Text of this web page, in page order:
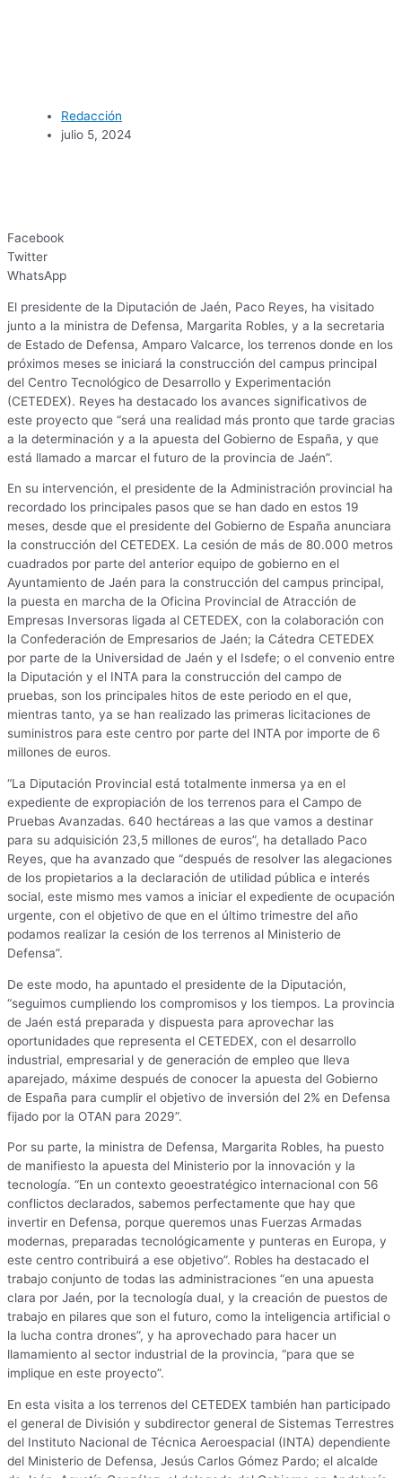
Redacción
julio 5, 2024
Facebook
Twitter
WhatsApp
El presidente de la Diputación de Jaén, Paco Reyes, ha visitado
junto a la ministra de Defensa, Margarita Robles, y a la secretaria
de Estado de Defensa, Amparo Valcarce, los terrenos donde en los
próximos meses se iniciará la construcción del campus principal
del Centro Tecnológico de Desarrollo y Experimentación
(CETEDEX). Reyes ha destacado los avances significativos de
este proyecto que “será una realidad más pronto que tarde gracias
a la determinación y a la apuesta del Gobierno de España, y que
está llamado a marcar el futuro de la provincia de Jaén”.
En su intervención, el presidente de la Administración provincial ha
recordado los principales pasos que se han dado en estos 19
meses, desde que el presidente del Gobierno de España anunciara
la construcción del CETEDEX. La cesión de más de 80.000 metros
cuadrados por parte del anterior equipo de gobierno en el
Ayuntamiento de Jaén para la construcción del campus principal,
la puesta en marcha de la Oficina Provincial de Atracción de
Empresas Inversoras ligada al CETEDEX, con la colaboración con
la Confederación de Empresarios de Jaén; la Cátedra CETEDEX
por parte de la Universidad de Jaén y el Isdefe; o el convenio entre
la Diputación y el INTA para la construcción del campo de
pruebas, son los principales hitos de este periodo en el que,
mientras tanto, ya se han realizado las primeras licitaciones de
suministros para este centro por parte del INTA por importe de 6
millones de euros.
“La Diputación Provincial está totalmente inmersa ya en el
expediente de expropiación de los terrenos para el Campo de
Pruebas Avanzadas. 640 hectáreas a las que vamos a destinar
para su adquisición 23,5 millones de euros”, ha detallado Paco
Reyes, que ha avanzado que “después de resolver las alegaciones
de los propietarios a la declaración de utilidad pública e interés
social, este mismo mes vamos a iniciar el expediente de ocupación
urgente, con el objetivo de que en el último trimestre del año
podamos realizar la cesión de los terrenos al Ministerio de
Defensa”.
De este modo, ha apuntado el presidente de la Diputación,
“seguimos cumpliendo los compromisos y los tiempos. La provincia
de Jaén está preparada y dispuesta para aprovechar las
oportunidades que representa el CETEDEX, con el desarrollo
industrial, empresarial y de generación de empleo que lleva
aparejado, máxime después de conocer la apuesta del Gobierno
de España para cumplir el objetivo de inversión del 2% en Defensa
fijado por la OTAN para 2029”.
Por su parte, la ministra de Defensa, Margarita Robles, ha puesto
de manifiesto la apuesta del Ministerio por la innovación y la
tecnología. “En un contexto geoestratégico internacional con 56
conflictos declarados, sabemos perfectamente que hay que
invertir en Defensa, porque queremos unas Fuerzas Armadas
modernas, preparadas tecnológicamente y punteras en Europa, y
este centro contribuirá a ese objetivo”. Robles ha destacado el
trabajo conjunto de todas las administraciones “en una apuesta
clara por Jaén, por la tecnología dual, y la creación de puestos de
trabajo en pilares que son el futuro, como la inteligencia artificial o
la lucha contra drones”, y ha aprovechado para hacer un
llamamiento al sector industrial de la provincia, “para que se
implique en este proyecto”.
En esta visita a los terrenos del CETEDEX también han participado
el general de División y subdirector general de Sistemas Terrestres
del Instituto Nacional de Técnica Aeroespacial (INTA) dependiente
del Ministerio de Defensa, Jesús Carlos Gómez Pardo; el alcalde